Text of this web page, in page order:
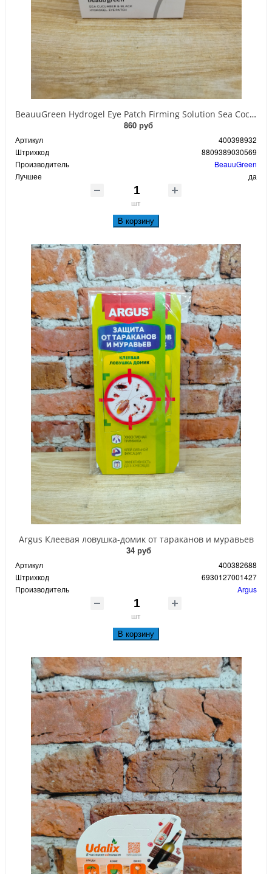
BeauuGreen Hydrogel Eye Patch Firming Solution Sea Cocumber & Black Гидрогелевые патчи для кожи вокруг глаз с экстрактом черного морского огурца 60 шт 90 гр
860 руб
Артикул
400398932
Штрихкод
8809389030569
Производитель
BeauuGreen
Лучшее
да
шт
В корзину
Argus Клеевая ловушка-домик от тараканов и муравьев
34 руб
Артикул
400382688
Штрихкод
6930127001427
Производитель
Argus
шт
В корзину